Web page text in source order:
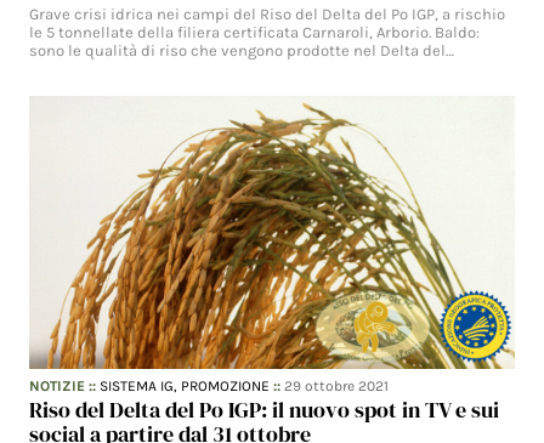
Grave crisi idrica nei campi del Riso del Delta del Po IGP, a rischio
le 5 tonnellate della filiera certificata Carnaroli, Arborio. Baldo:
sono le qualità di riso che vengono prodotte nel Delta del…
NOTIZIE :: SISTEMA IG, PROMOZIONE ::29 ottobre 2021
Riso del Delta del Po IGP: il nuovo spot in TV e sui
social a partire dal 31 ottobre